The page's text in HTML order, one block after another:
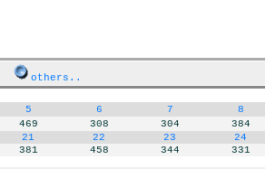
others..
5 6 7 8
469 308 304 384
21 22 23 24
381 458 344 331